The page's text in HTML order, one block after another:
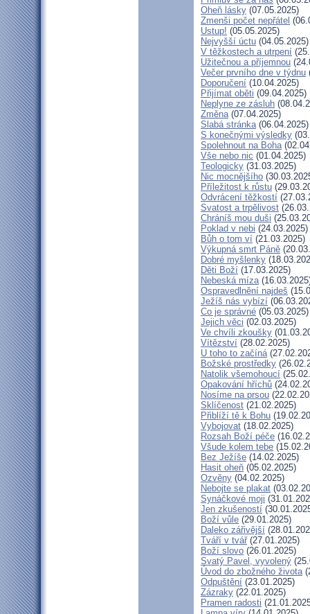
Oheň lásky (07.05.2025)
Zmenši počet nepřátel
Ustup! (05.05.2025)
Nejvyšší úctu (04.05.2025)
V těžkostech a utrpení
Užitečnou a příjemnou
Večer prvního dne v týdnu
Doporučení (10.04.2025)
Přijímat oběti (09.04.2025)
Neplyne ze zásluh
Změna(07.04.2025)
Slabá stránka(06.04.2025)
S konečnými výsledky
Spolehnout na Boha
Vše nebo nic (01.04.2025)
Teologicky (31.03.2025)
Nic mocnějšího
Příležitost k růstu
Odvrácení těžkostí
Svatost a trpělivost
Chráníš mou duši
Poklad v nebi (24.03.2025)
Bůh o tom ví (21.03.2025)
Výkupná smrt Páně
Dobré myšlenky
Děti Boží (17.03.2025)
Nebeská míza
Ospravedlnění najdeš
Ježíš nás vybízí
Co je správné (05.03.2025)
Jejich věci (02.03.2025)
Ve chvíli zkoušky
Vítězství (28.02.2025)
U toho to začíná
Božské prostředky
Natolik všemohoucí
Opakování hříchů
Nosíme na prsou
Sklíčenost (21.02.2025)
Přiblíží tě k Bohu
Vybojovat (18.02.2025)
Rozsah Boží péče
Všude kolem tebe
Bez Ježíše (14.02.2025)
Hasit oheň (05.02.2025)
Ozvěny (04.02.2025)
Nebojte se plakat
Synáčkové moji
Jen zkušeností
Boží vůle (29.01.2025)
Daleko zářivější
Tváří v tvář(27.01.2025)
Boží slovo (26.01.2025)
Svatý Pavel, vyvolený
Úvod do zbožného života
Odpuštění (23.01.2025)
Zázraky (22.01.2025)
Pramen radosti